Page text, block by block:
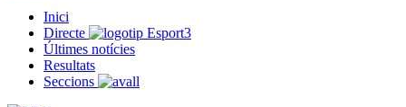
Inici
Directe
Últimes notícies
Resultats
Seccions